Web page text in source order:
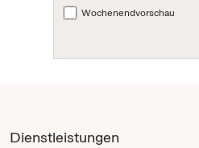
Wochenendvorschau
Dienstleistungen